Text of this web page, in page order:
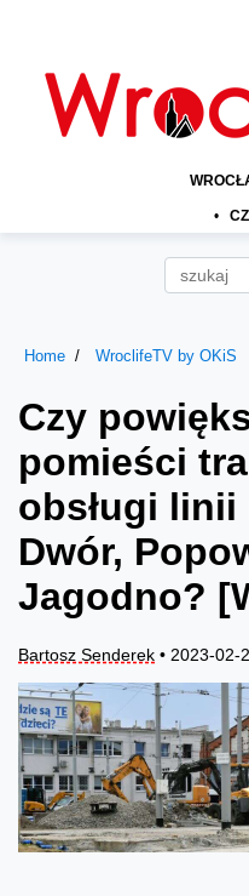
•
Home WroclifeTV by OKiS
Czy
pomieści
obsługi linii
Dwór,
Jagodno?
Bartosz Senderek • 2023-02-